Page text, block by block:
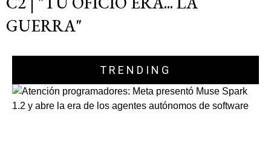
GUERRA"
TRENDING